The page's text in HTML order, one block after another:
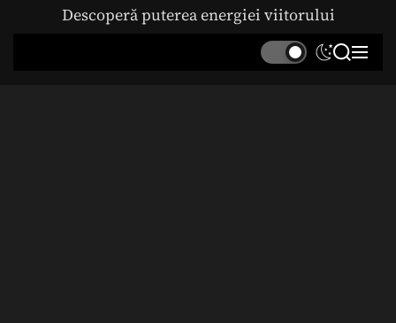
Descoperă puterea energiei viitorului
S
S M